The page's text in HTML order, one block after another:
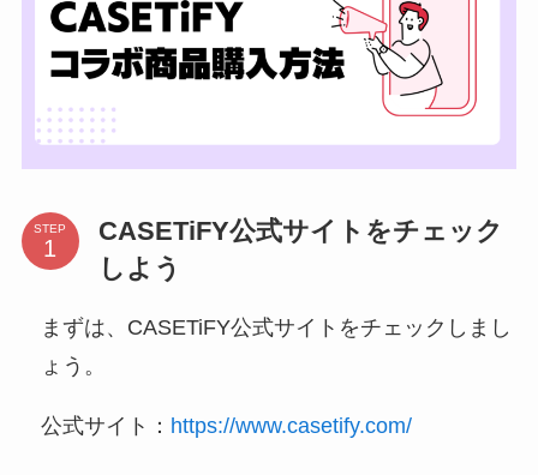
STEP
CASETiFY公式サイトをチェック
しよう
まずは、CASETiFY公式サイトをチェックしまし
ょう。
公式サイト： https://www.casetify.com/